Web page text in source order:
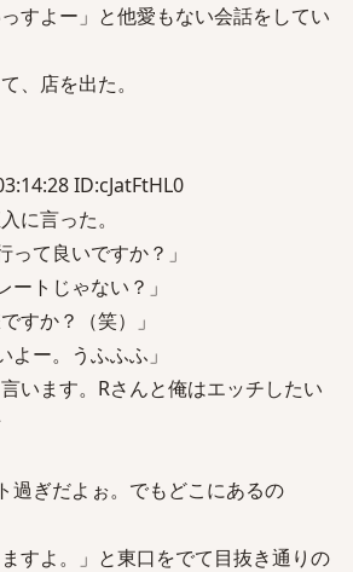
すよー」と他愛もない会話をしてい
、店を出た。
ID:cJatFtHL0
に言った。
って良いですか？」
ートじゃない？」
すか？（笑）」
よー。うふふふ」
います。Rさんと俺はエッチしたい
過ぎだよぉ。でもどこにあるの
すよ。」と東口をでて目抜き通りの